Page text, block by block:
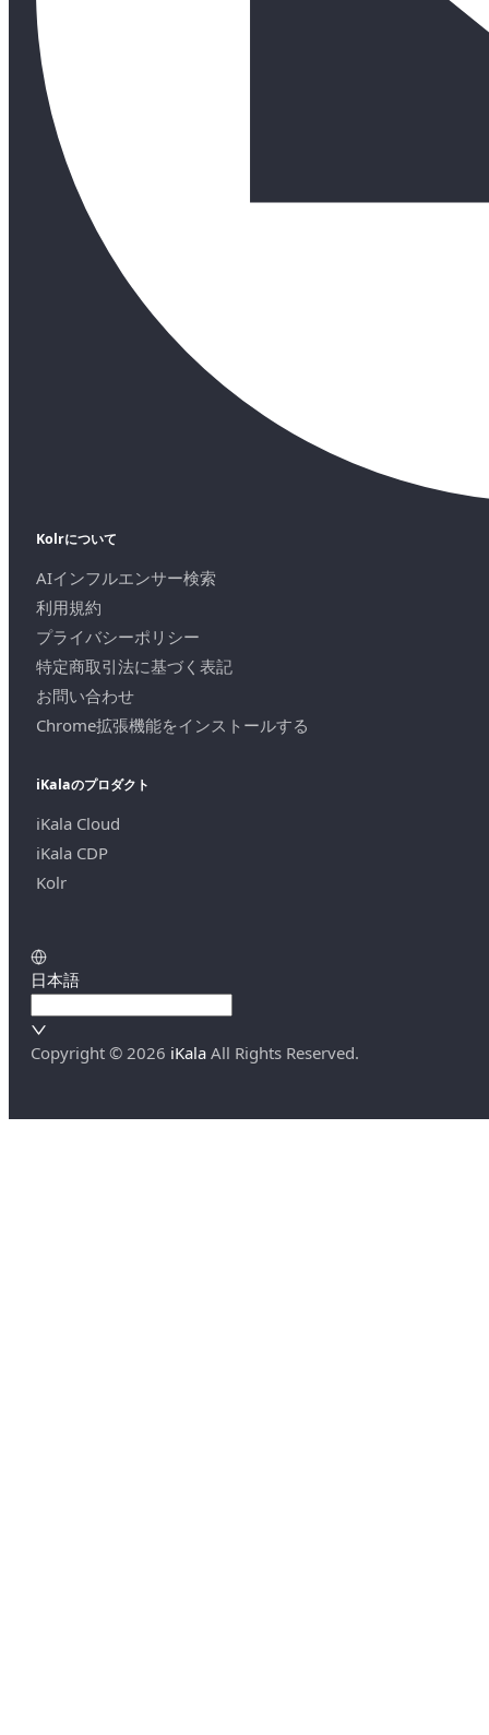
Kolrについて
AIインフルエンサー検索
利用規約
プライバシーポリシー
特定商取引法に基づく表記
お問い合わせ
Chrome拡張機能をインストールする
iKalaのプロダクト
iKala Cloud
iKala CDP
Kolr
日本語
Copyright © 2026 iKala All Rights Reserved.